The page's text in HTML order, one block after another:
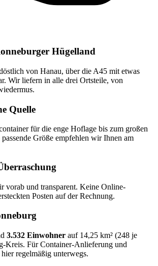
Hügelland
von Hanau, über die A45 mit etwas
Wir liefern in alle drei Ortsteile, von
Quelle
für die enge Hoflage bis zum großen
Größe empfehlen wir Ihnen am
vorab und transparent. Keine Online-
Posten auf der Rechnung.
3.532 Einwohner auf 14,25 km² (248 je
Kreis. Für Container-Anlieferung und
regelmäßig unterwegs.